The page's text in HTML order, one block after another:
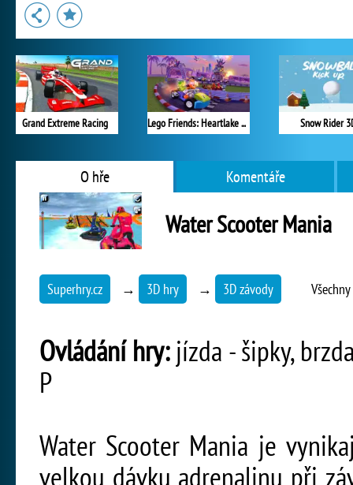
Grand Extreme Racing Lego Friends: Heartlake Rush Snow Rider
O hře Komentáře
Water Scooter Mania
Superhry.cz → 3D hry → 3D závody
Ovládání hry:jízda - šipky,
P
Water Scooter Mania je
velkou dávku adrenalinu při